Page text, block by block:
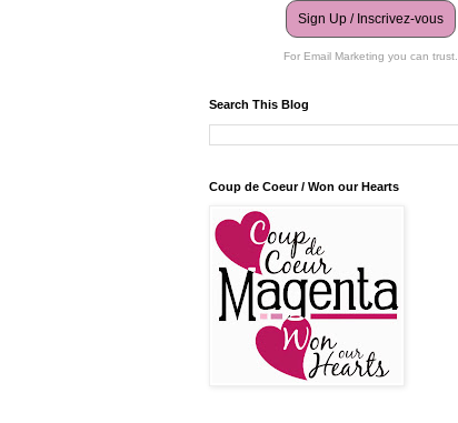
Sign Up / Inscrivez-vous
For Email Marketing you can trust.
Search This Blog
Coup de Coeur / Won our Hearts